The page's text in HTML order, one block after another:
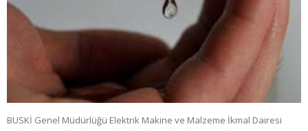
BUSKİ Genel Müdürlüğü Elektrik Makine ve Malzeme İkmal Dairesi